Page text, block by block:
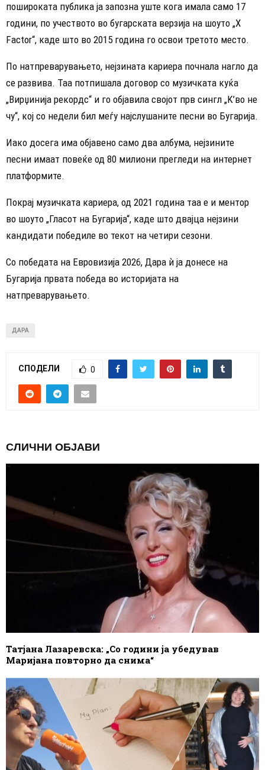
пошироката публика ја запозна уште кога имала само 17
години, по учеството во бугарската верзија на шоуто „X
Factor“, каде што во 2015 година го освои третото место.
По натпреварувањето, нејзината кариера почнала нагло да
се развива. Таа потпишала договор со музичката куќа
„Вирџинија рекордс“ и го објавила својот прв сингл „K’во не
чу“, кој со недели бил меѓу најслушаните песни во Бугарија.
Иако досега има објавено само два албума, нејзините
песни имаат повеќе од 80 милиони прегледи на интернет
платформите.
Покрај музичката кариера, од 2021 година таа е и ментор
во шоуто „Гласот на Бугарија“, каде што двајца нејзини
кандидати победиле во текот на четири сезони.
Со победата на Евровизија 2026, Дара ѝ ја донесе на
Бугарија првата победа во историјата на
натпреварувањето.
ДАРА
СПОДЕЛИ 0
СЛИЧНИ ОБЈАВИ
Татјана Лазаревска: „Со години ја убедував
Маријана повторно да снима“